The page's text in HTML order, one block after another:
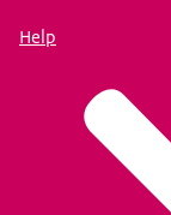
Help